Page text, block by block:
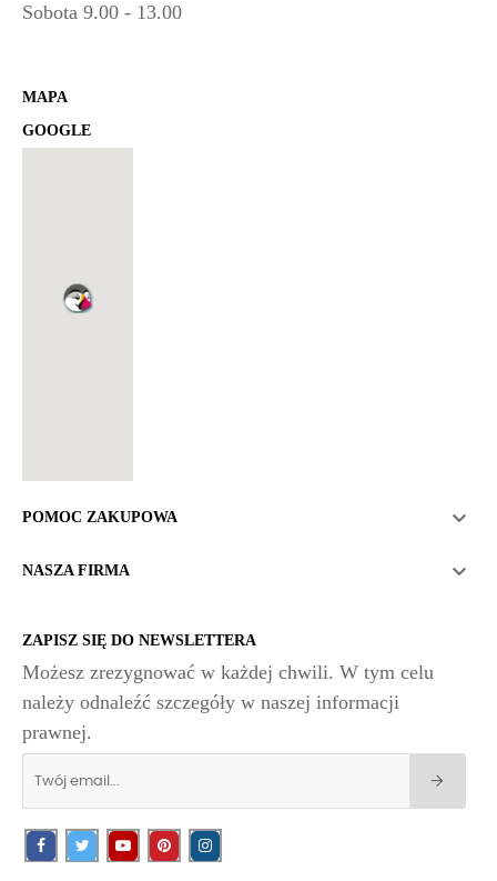
Sobota 9.00 - 13.00
MAPA
GOOGLE
POMOC ZAKUPOWA 
NASZA FIRMA 
ZAPISZ SIĘ DO NEWSLETTERA
Możesz zrezygnować w każdej chwili. W tym celu
należy odnaleźć szczegóły w naszej informacji
prawnej.